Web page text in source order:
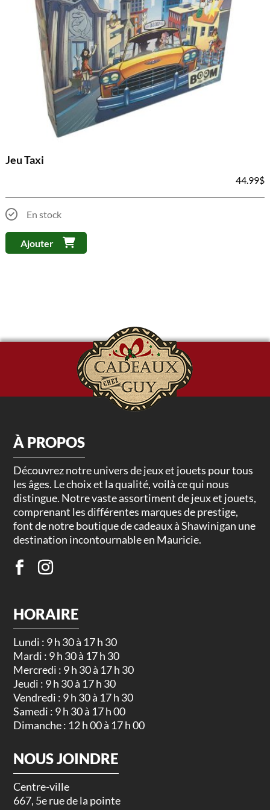
Jeu Taxi
44.99$
En stock
Ajouter
À PROPOS
Découvrez notre univers de jeux et jouets pour tous
les âges. Le choix et la qualité, voilà ce qui nous
distingue. Notre vaste assortiment de jeux et jouets,
comprenant les différentes marques de prestige,
font de notre boutique de cadeaux à Shawinigan une
destination incontournable en Mauricie.
HORAIRE
Lundi : 9 h 30 à 17 h 30
Mardi : 9 h 30 à 17 h 30
Mercredi : 9 h 30 à 17 h 30
Jeudi : 9 h 30 à 17 h 30
Vendredi : 9 h 30 à 17 h 30
Samedi : 9 h 30 à 17 h 00
Dimanche : 12 h 00 à 17 h 00
NOUS JOINDRE
Centre-ville
667, 5e rue de la pointe